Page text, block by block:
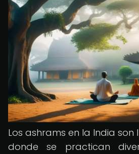
Los ashrams en la India
donde se practican